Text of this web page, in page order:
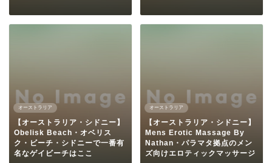
オーストラリア
【オーストラリア・シドニー】
Obelisk Beach・オベリス
ク・ビーチ・シドニーで一番有
名なゲイビーチはここ
オーストラリア
【オーストラリア・シドニー】
Mens Erotic Massage By
Nathan・パラマタ拠点のメン
ズ向けエロティックマッサージ